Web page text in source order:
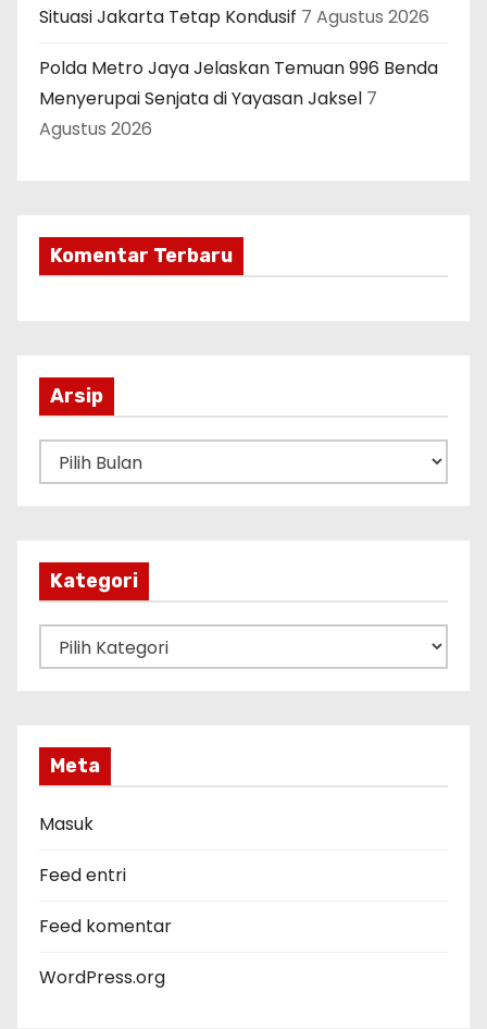
Situasi Jakarta Tetap Kondusif 7 Agustus 2026
Polda Metro Jaya Jelaskan Temuan 996 Benda
Menyerupai Senjata di Yayasan Jaksel 7
Agustus 2026
Komentar Terbaru
Arsip
r
Kategori
a
o
r
Meta
Masuk
Feed entri
Feed komentar
WordPress.org